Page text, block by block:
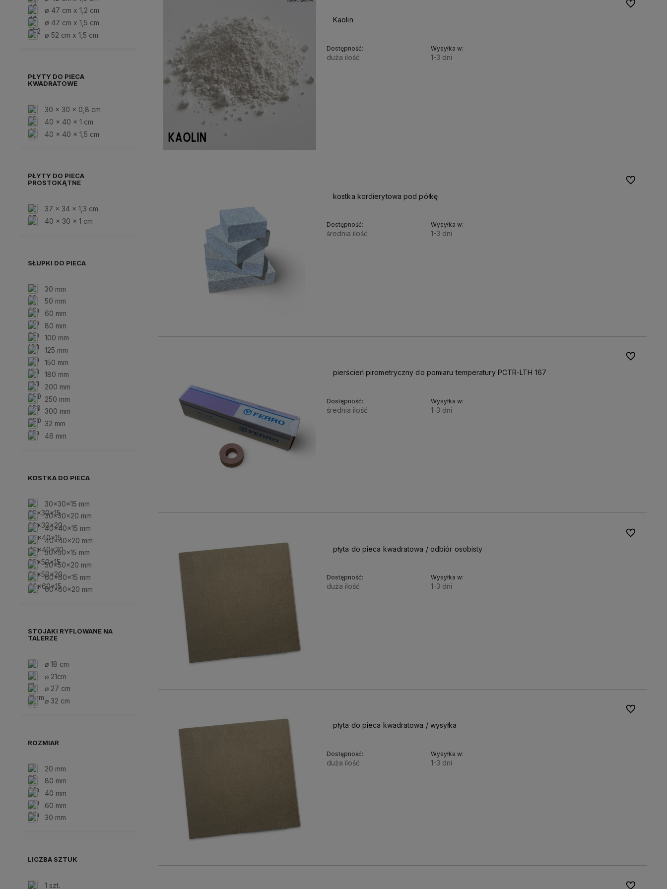
ø 47 cm x 1,2 cm
ø 47 cm x 1,5 cm
ø 52 cm x 1,5 cm
PŁYTY DO PIECA
KWADRATOWE
30 x 30 x 0,8 cm
40 x 40 x 1 cm
40 x 40 x 1,5 cm
PŁYTY DO PIECA
PROSTOKĄTNE
37 x 34 x 1,3 cm
40 x 30 x 1 cm
SŁUPKI DO PIECA
30 mm
50 mm
60 mm
80 mm
100 mm
125 mm
150 mm
180 mm
200 mm
250 mm
300 mm
32 mm
46 mm
KOSTKA DO PIECA
30x30x15 mm
30x30x20 mm
40x40x15 mm
40x40x20 mm
50x50x15 mm
50x50x20 mm
60x60x15 mm
60x60x20 mm
STOJAKI RYFLOWANE NA
TALERZE
⌀ 18 cm
⌀ 21cm
⌀ 27 cm
⌀ 32 cm
ROZMIAR
20 mm
80 mm
40 mm
60 mm
30 mm
LICZBA SZTUK
1 szt.
Kaolin
Dostępność:
duża ilość
Wysyłka w:
1-3 dni
Do ulubionych
kostka kordierytowa pod półkę
Dostępność:
średnia ilość
Wysyłka w:
1-3 dni
Do ulubionych
pierścień pirometryczny do pomiaru temperatury PCTR-LTH 167
Dostępność:
średnia ilość
Wysyłka w:
1-3 dni
Do ulubionych
płyta do pieca kwadratowa / odbiór osobisty
Dostępność:
duża ilość
Wysyłka w:
1-3 dni
Do ulubionych
płyta do pieca kwadratowa / wysyłka
Dostępność:
duża ilość
Wysyłka w:
1-3 dni
Do ulubionych
Do ulubionych